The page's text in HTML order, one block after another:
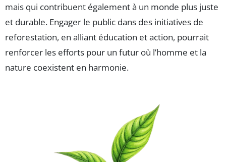
mais qui contribuent également à un monde plus juste
et durable. Engager le public dans des initiatives de
reforestation, en alliant éducation et action, pourrait
renforcer les efforts pour un futur où l’homme et la
nature coexistent en harmonie.